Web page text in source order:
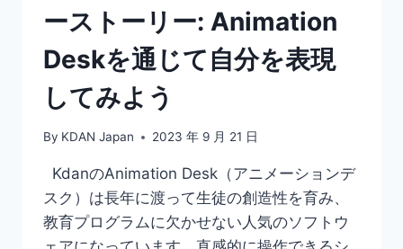
ン
タ
イ
ル
ーストーリー: Animation
Deskを通じて自分を表現
してみよう
By KDAN Japan 2023 年 9 月 21 日
KdanのAnimation Desk（アニメーションデ
スク）は長年に渡って生徒の創造性を育み、
教育プログラムに欠かせない人気のソフトウ